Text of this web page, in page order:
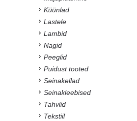
Küünlad
Lastele
Lambid
Nagid
Peeglid
Puidust tooted
Seinakellad
Seinakleebised
Tahvlid
Tekstiil